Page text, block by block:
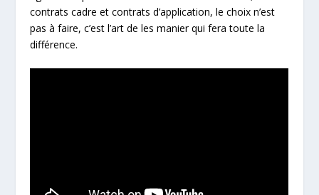
contrats cadre et contrats d’application, le choix n’est
pas à faire, c’est l’art de les manier qui fera toute la
différence.